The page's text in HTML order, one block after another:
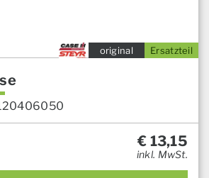
Ersatzteil
original
€ 13,15
inkl. MwSt.